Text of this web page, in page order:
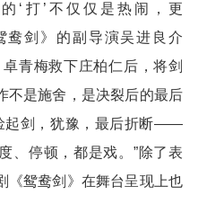
‘打’不仅仅是热闹，更
鸯剑》的副导演吴进良介
青梅救下庄柏仁后，将剑
不是施舍，是决裂后的最后
起剑，犹豫，最后折断——
、停顿，都是戏。”除了表
《鸳鸯剑》在舞台呈现上也